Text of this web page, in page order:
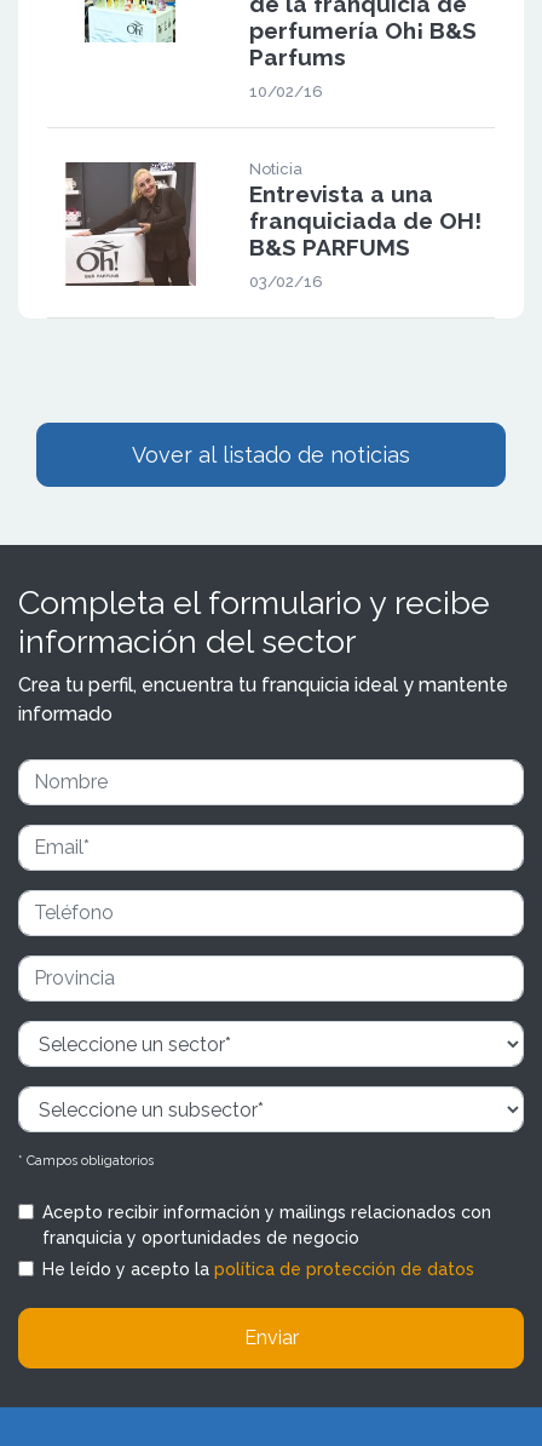
perfumería Oh¡ B&S
Parfums
10/02/16
Noticia
Entrevista a una
franquiciada de OH!
B&S PARFUMS
03/02/16
Vover al listado de noticias
Completa el formulario y recibe
información del sector
Crea tu perfil, encuentra tu franquicia ideal y mantente
informado
* Campos obligatorios
Acepto recibir información y mailings relacionados con
franquicia y oportunidades de negocio
He leído y acepto la política de protección de datos
Enviar